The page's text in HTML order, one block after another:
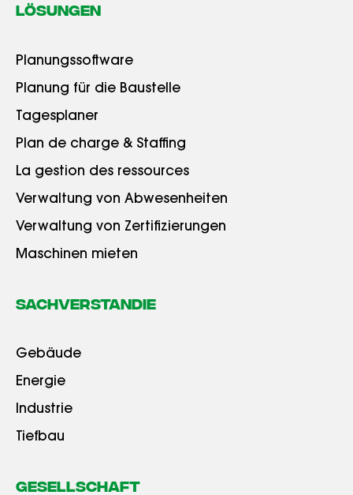
LÖSUNGEN
Planungssoftware
Planung für die Baustelle
Tagesplaner
Plan de charge & Staffing
La gestion des ressources
Verwaltung von Abwesenheiten
Verwaltung von Zertifizierungen
Maschinen mieten
Sachverstandie
Gebäude
Energie
Industrie
Tiefbau
Gesellschaft